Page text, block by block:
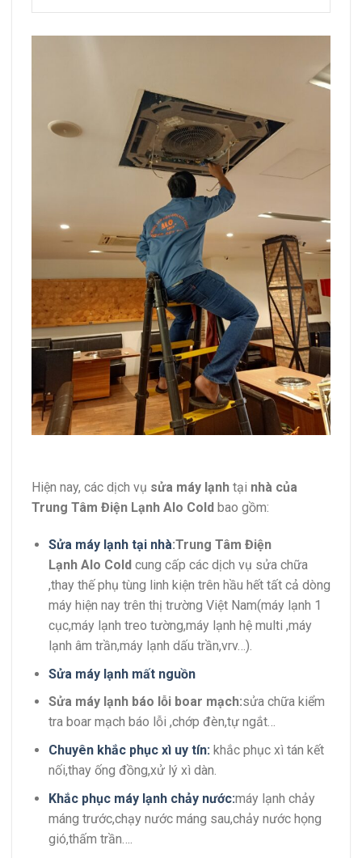
Hiện nay, các dịch vụ sửa máy lạnh tại nhà của
Trung Tâm Điện Lạnh Alo Cold bao gồm:
Sửa máy lạnh tại nhà:Trung Tâm Điện
Lạnh Alo Coldcung cấp các dịch vụ sửa chữa
,thay thế phụ tùng linh kiện trên hầu hết tất cả dòng
máy hiện nay trên thị trường Việt Nam(máy lạnh 1
cục,máy lạnh treo tường,máy lạnh hệ multi ,máy
lạnh âm trần,máy lạnh dấu trần,vrv…).
Sửa máy lạnh mất nguồn
Sửa máy lạnh báo lỗi boar mạch:sửa chữa kiểm
tra boar mạch báo lỗi ,chớp đèn,tự ngắt…
Chuyên khắc phục xì uy tín:khắc phục xì tán kết
nối,thay ống đồng,xử lý xì dàn.
Khắc phục máy lạnh chảy nước:máy lạnh chảy
máng trước,chạy nước máng sau,chảy nước họng
gió,thấm trần….